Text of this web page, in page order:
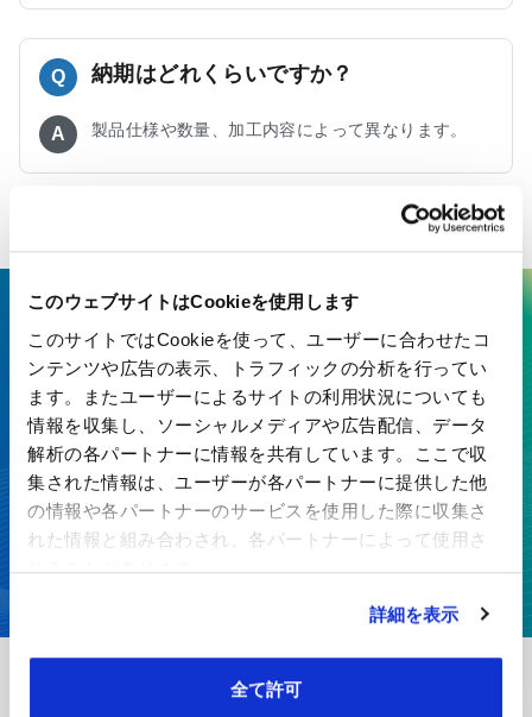
このウェブサイトはCookieを使用します
このサイトではCookieを使って、ユーザーに合わせたコ
ンテンツや広告の表示、トラフィックの分析を行ってい
ます。またユーザーによるサイトの利用状況についても
情報を収集し、ソーシャルメディアや広告配信、データ
解析の各パートナーに情報を共有しています。ここで収
集された情報は、ユーザーが各パートナーに提供した他
の情報や各パートナーのサービスを使用した際に収集さ
れた情報と組み合わされ、各パートナーによって使用さ
れることがあります。
詳細を表示
全て許可
Q 納期はどれくらいですか？
A 製品仕様や数量、加工内容によって異なります。
ここにしかない技術で、最先端の
価値を生み出す
特殊紙・高機能フィルムを、開発から製造まで一貫対応
お見積り・お問い合わせ